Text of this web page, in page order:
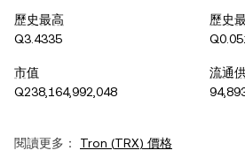
歷史最高
Q3.4335
歷史
市值
Q238,164,992,048
流通
閱讀更多： Tron (TRX) 價格